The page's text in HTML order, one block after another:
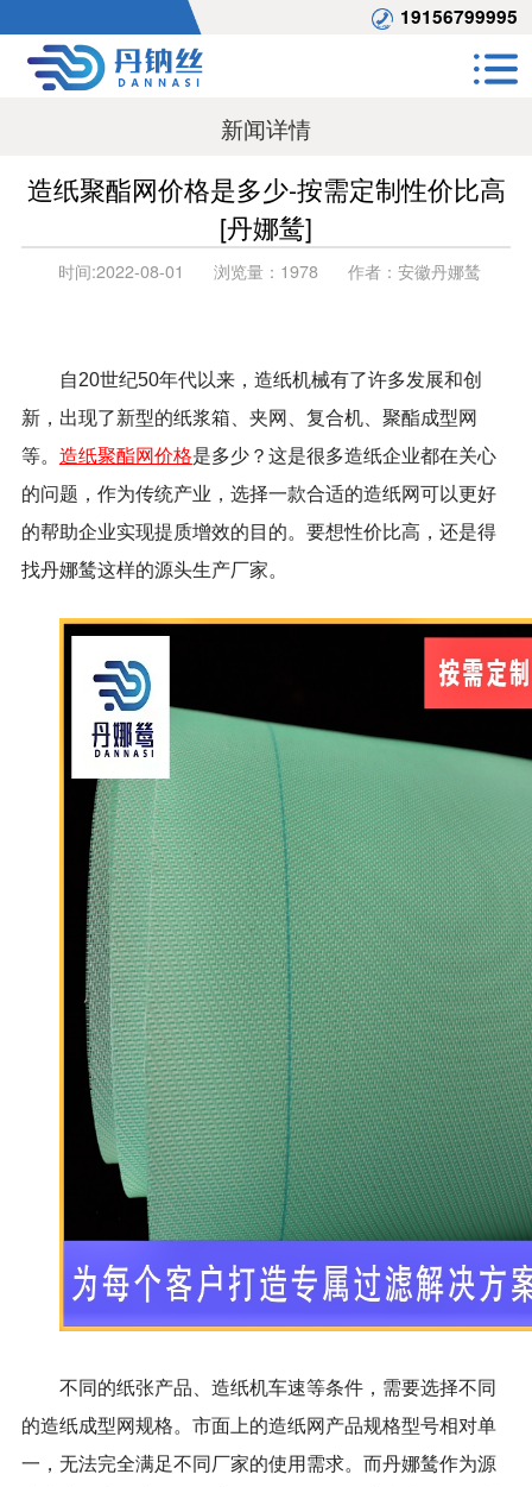
19156799995
新闻详情
造纸聚酯网价格是多少-按需定制性价比高
[丹娜鸶]
时间:2022-08-01 浏览量： 1978 作者： 安徽丹娜鸶
自20世纪50年代以来，造纸机械有了许多发展和创
新，出现了新型的纸浆箱、夹网、复合机、聚酯成型网
等。 造纸聚酯网价格是多少？这是很多造纸企业都在关心
的问题，作为传统产业，选择一款合适的造纸网可以更好
的帮助企业实现提质增效的目的。要想性价比高，还是得
找丹娜鸶这样的源头生产厂家。
不同的纸张产品、造纸机车速等条件，需要选择不同
的造纸成型网规格。市面上的造纸网产品规格型号相对单
一，无法完全满足不同厂家的使用需求。而丹娜鸶作为源